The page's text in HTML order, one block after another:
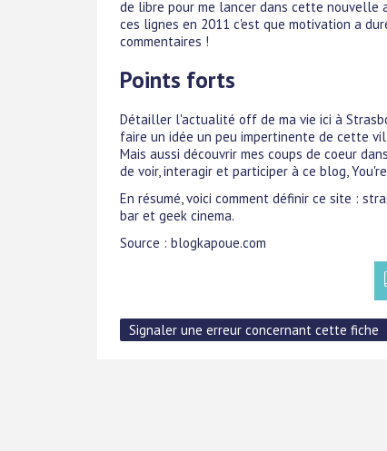
de libre pour me lancer dans cette nouvelle
ces lignes en 2011 c'est que motivation a
commentaires !
Points forts
Détailler l'actualité off de ma vie ici à
faire un idée un peu impertinente de cette
Mais aussi découvrir mes coups de coeur
de voir, interagir et participer à ce blog,
En résumé, voici comment définir ce site :
bar et geek cinema.
Source : blogkapoue.com